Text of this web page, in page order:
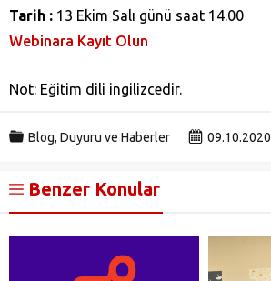
Tarih : 13 Ekim Salı günü saat 14.00
Webinara Kayıt Olun
Not: Eğitim dili ingilizcedir.
Blog, Duyuru ve Haberler 09.10.2020
Benzer Konular